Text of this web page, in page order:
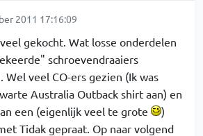
2011 17:16:09
gekocht. Wat losse onderdelen
schroevendraaiers
Wel veel CO-ers gezien (Ik was
Australia Outback shirt aan) en
een (eigenlijk veel te grote
)
Tidak gepraat. Op naar volgend